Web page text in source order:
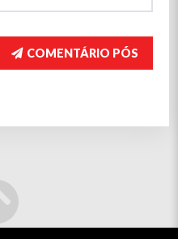
COMENTÁRIO PÓS